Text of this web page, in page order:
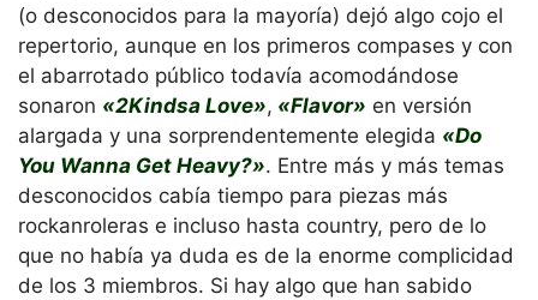
(o desconocidos para la mayoría) dejó algo cojo el
repertorio, aunque en los primeros compases y con
el abarrotado público todavía acomodándose
sonaron «2Kindsa Love», «Flavor» en versión
alargada y una sorprendentemente elegida «Do
You Wanna Get Heavy?». Entre más y más temas
desconocidos cabía tiempo para piezas más
rockanroleras e incluso hasta country, pero de lo
que no había ya duda es de la enorme complicidad
de los 3 miembros. Si hay algo que han sabido